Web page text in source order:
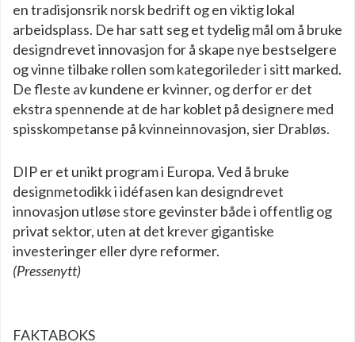
en tradisjonsrik norsk bedrift og en viktig lokal
arbeidsplass. De har satt seg et tydelig mål om å bruke
designdrevet innovasjon for å skape nye bestselgere
og vinne tilbake rollen som kategorileder i sitt marked.
De fleste av kundene er kvinner, og derfor er det
ekstra spennende at de har koblet på designere med
spisskompetanse på kvinneinnovasjon, sier Drabløs.
DIP er et unikt program i Europa. Ved å bruke
designmetodikk i idéfasen kan designdrevet
innovasjon utløse store gevinster både i offentlig og
privat sektor, uten at det krever gigantiske
investeringer eller dyre reformer.
(Pressenytt)
FAKTABOKS